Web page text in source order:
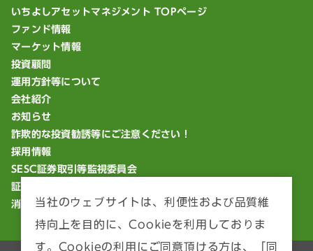
いちよしアセットマネジメント TOPページ
ファンド情報
マーケット情報
投資顧問
運用方針等について
会社紹介
お知らせ
詐欺的な投資勧誘等にご注意ください！
採用情報
SESC証券取引等監視委員会
証券統計ポータルサイト
消費者庁「18歳から大人」
当社のウェブサイトは、利便性および品質維
持向上を目的に、Cookieを利用しておりま
す。Cookieの利用にご同意頂ける方は、「同